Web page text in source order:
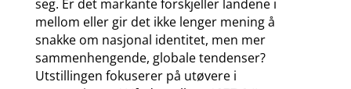
seg. Er det markante forskjeller landene i
mellom eller gir det ikke lenger mening å
snakke om nasjonal identitet, men mer
sammenhengende, globale tendenser?
Utstillingen fokuserer på utøvere i